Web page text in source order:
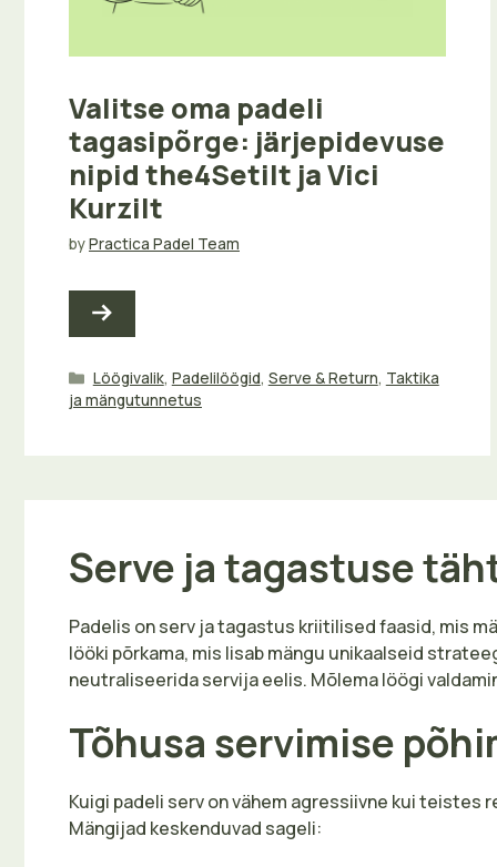
Valitse oma padeli
tagasipõrge: järjepidevuse
nipid the4Setilt ja Vici
Kurzilt
byPractica Padel Team
Categories
Löögivalik, Padelilöögid, Serve & Return, Taktika
ja mängutunnetus
Serve ja tagastuse
Padelis on serv ja tagastus kriitilised faasid, mis
lööki põrkama, mis lisab mängu unikaalseid
neutraliseerida servija eelis. Mõlema löögi
Tõhusa servimise
Kuigi padeli serv on vähem agressiivne kui
Mängijad keskenduvad sageli: